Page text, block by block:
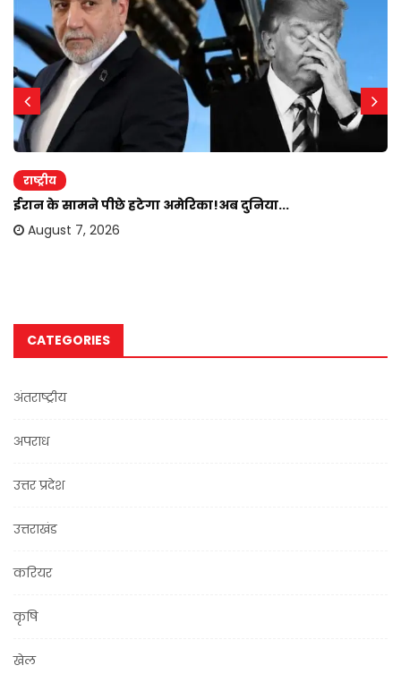
राष्ट्रीय
ईरान के सामने पीछे हटेगा अमेरिका!अब दुनिया...
August 7, 2026
CATEGORIES
अंतराष्ट्रीय
अपराध
उत्तर प्रदेश
उत्तराखंड
करियर
कृषि
खेल